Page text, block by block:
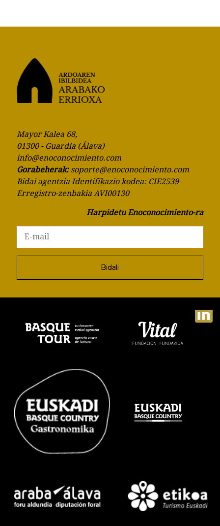
Mayor Kalea 68,
01300 - Guardia (Álava)
info@enoconocimiento.com
Gorabeherak: soporte@enoconocimiento.com
Bidai agentzia Identifikazio kodea: CIE2539
Erregistro-zenbakia AVI00130
Harpidetu Enoconocimiento-ra